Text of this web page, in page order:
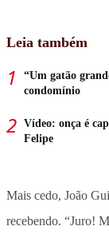
Leia também
“Um gatão
condomínio
Vídeo: onça é
Felipe
Mais cedo, João
recebendo. “Juro!